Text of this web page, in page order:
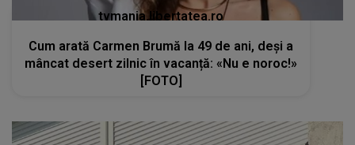
tvmania.libertatea.ro
Cum arată Carmen Brumă la 49 de ani, deși a
mâncat desert zilnic în vacanță: «Nu e noroc!»
[FOTO]